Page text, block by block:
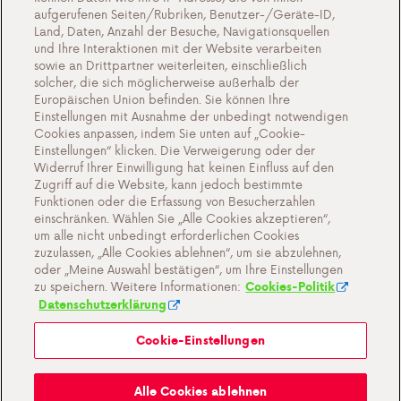
Veranstaltungen
Kontakt
Cookie-Einstellungen
Wichtige Dokumente und Allgemeine
Geschaftsbedingungen
Datenschutz- und Cookie-Richtlinien
Mein Antargaz
aufgerufenen Seiten/Rubriken, Benutzer-/Geräte-ID,
Land, Daten, Anzahl der Besuche, Navigationsquellen
und Ihre Interaktionen mit der Website verarbeiten
sowie an Drittpartner weiterleiten, einschließlich
solcher, die sich möglicherweise außerhalb der
Europäischen Union befinden. Sie können Ihre
Einstellungen mit Ausnahme der unbedingt notwendigen
Cookies anpassen, indem Sie unten auf „Cookie-
Einstellungen“ klicken. Die Verweigerung oder der
Widerruf Ihrer Einwilligung hat keinen Einfluss auf den
Zugriff auf die Website, kann jedoch bestimmte
Funktionen oder die Erfassung von Besucherzahlen
einschränken. Wählen Sie „Alle Cookies akzeptieren“,
um alle nicht unbedingt erforderlichen Cookies
zuzulassen, „Alle Cookies ablehnen“, um sie abzulehnen,
oder „Meine Auswahl bestätigen“, um Ihre Einstellungen
zu speichern. Weitere Informationen: Cookies-Politik
Datenschutzerklärung
Cookie-Einstellungen
Alle Cookies ablehnen